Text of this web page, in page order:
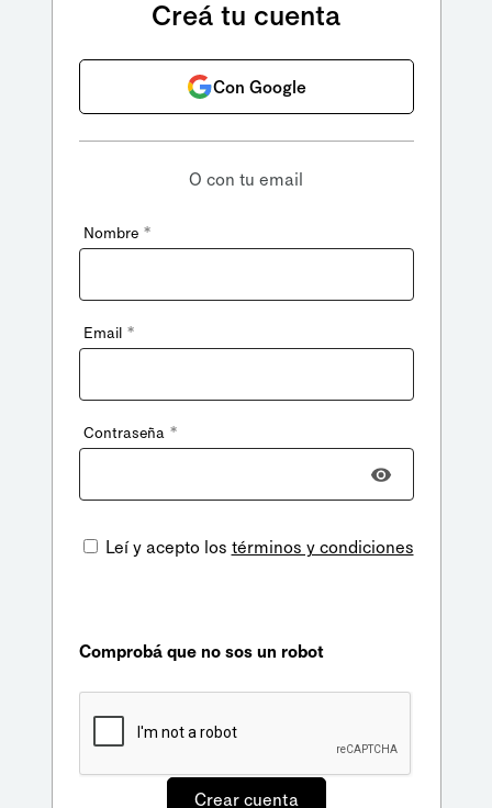
Creá tu cuenta
Con Google
O con tu email
Nombre *
Email *
Contraseña *
Leí y acepto los términos y condiciones
Comprobá que no sos un robot